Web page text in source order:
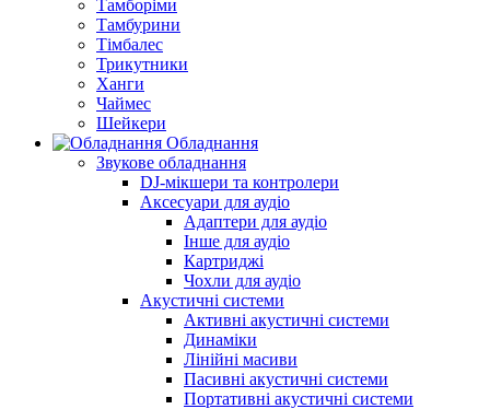
Тамборіми
Тамбурини
Тімбалес
Трикутники
Ханги
Чаймес
Шейкери
Обладнання
Звукове обладнання
DJ-мікшери та контролери
Аксесуари для аудіо
Адаптери для аудіо
Інше для аудіо
Картриджі
Чохли для аудіо
Акустичні системи
Активні акустичні системи
Динаміки
Лінійні масиви
Пасивні акустичні системи
Портативні акустичні системи